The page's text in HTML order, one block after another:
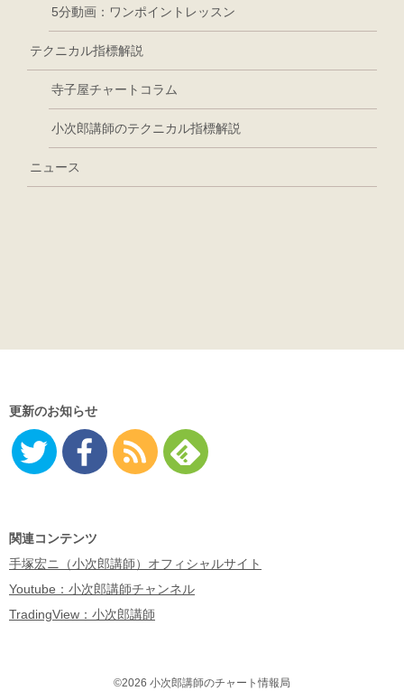
5分動画：ワンポイントレッスン
テクニカル指標解説
寺子屋チャートコラム
小次郎講師のテクニカル指標解説
ニュース
更新のお知らせ
関連コンテンツ
手塚宏ニ（小次郎講師）オフィシャルサイト
Youtube：小次郎講師チャンネル
TradingView：小次郎講師
©2026 小次郎講師のチャート情報局